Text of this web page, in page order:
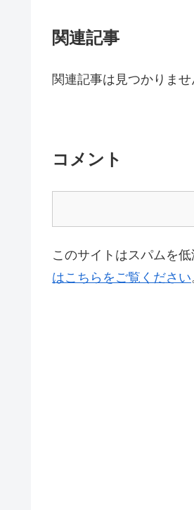
関連記事
関連記事は見つかりませ
コメント
このサイトはスパムを
はこちらをご覧ください